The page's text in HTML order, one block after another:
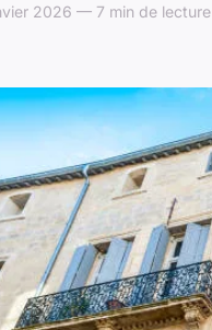
2026 — 7 min de lecture